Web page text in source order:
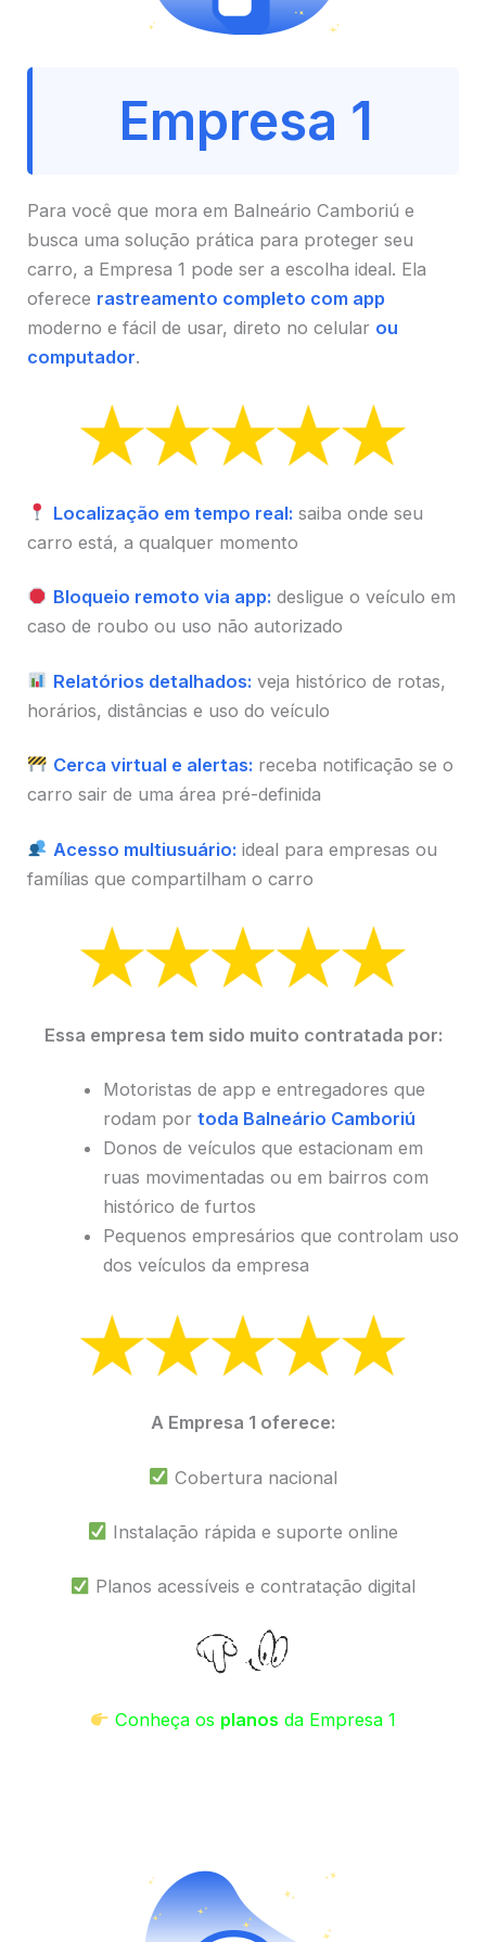
Empresa 1
Para você que mora em Balneário Camboriú e
busca uma solução prática para proteger seu
carro, a Empresa 1 pode ser a escolha ideal. Ela
oferece rastreamento completo com app
moderno e fácil de usar, direto no celular ou
computador.
Localização em tempo real: saiba onde seu
carro está, a qualquer momento
Bloqueio remoto via app: desligue o veículo em
caso de roubo ou uso não autorizado
Relatórios detalhados: veja histórico de rotas,
horários, distâncias e uso do veículo
Cerca virtual e alertas: receba notificação se o
carro sair de uma área pré-definida
Acesso multiusuário: ideal para empresas ou
famílias que compartilham o carro
Essa empresa tem sido muito contratada por:
Motoristas de app e entregadores que
rodam por toda Balneário Camboriú
Donos de veículos que estacionam em
ruas movimentadas ou em bairros com
histórico de furtos
Pequenos empresários que controlam uso
dos veículos da empresa
A Empresa 1 oferece:
Cobertura nacional
Instalação rápida e suporte online
Planos acessíveis e contratação digital
Conheça os planos da Empresa 1